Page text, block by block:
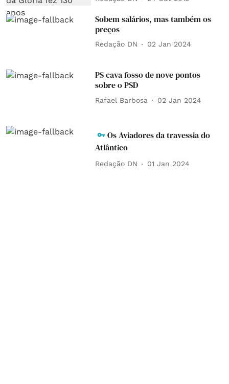
Sobem salários, mas também os
preços
Redação DN 02 Jan 2024
PS cava fosso de nove pontos
sobre o PSD
Rafael Barbosa 02 Jan 2024
Os Aviadores da travessia do
Atlântico
Redação DN 01 Jan 2024